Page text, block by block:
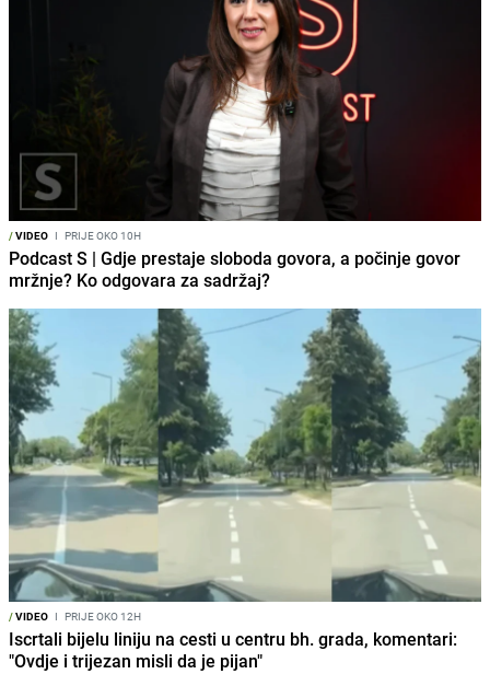
/VIDEO I PRIJE OKO 10H
Podcast S | Gdje prestaje sloboda govora, a počinje govor
mržnje? Ko odgovara za sadržaj?
/VIDEO I PRIJE OKO 12H
Iscrtali bijelu liniju na cesti u centru bh. grada, komentari:
"Ovdje i trijezan misli da je pijan"